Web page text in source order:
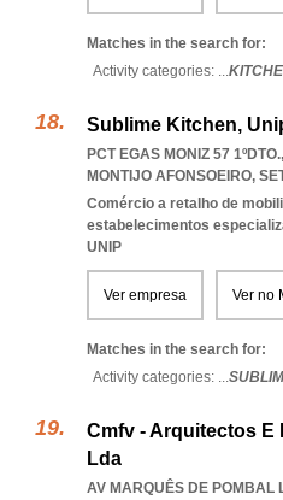
Matches in the search for:
Activity categories: ...
Sublime Kitchen,
PCT EGAS MONIZ 57
MONTIJO AFONSOEIRO,
Comércio a retalho de
estabelecimentos
UNIP
Ver empresa Ver no
Matches in the search for:
Activity categories: ...
Cmfv - Arquitectos
Lda
AV MARQUÊS DE POMBAL